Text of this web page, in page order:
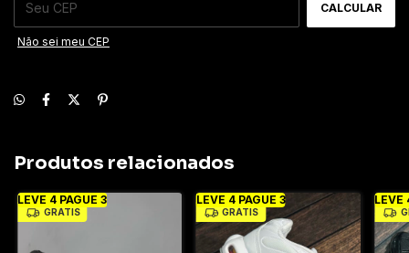
CALCULAR
Não sei meu CEP
Produtos relacionados
LEVE 4 PAGUE 3
GRÁTIS
LEVE 4 PAGUE 3
GRÁTIS
LEVE